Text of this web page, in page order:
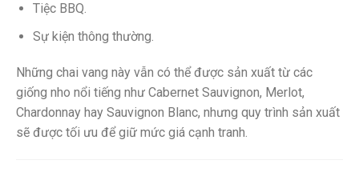
Tiệc BBQ.
Sự kiện thông thường.
Những chai vang này vẫn có thể được sản xuất từ các
giống nho nổi tiếng như Cabernet Sauvignon, Merlot,
Chardonnay hay Sauvignon Blanc, nhưng quy trình sản xuất
sẽ được tối ưu để giữ mức giá cạnh tranh.